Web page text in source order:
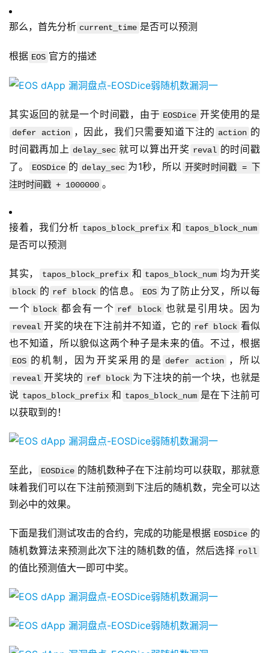
那么，首先分析 current_time 是否可以预测
根据 EOS 官方的描述
其实返回的就是一个时间戳，由于 EOSDice 开奖使用的是
defer action ，因此，我们只需要知道下注的 action 的
时间戳再加上 delay_sec 就可以算出开奖 reval 的时间戳
了。
EOSDice 的 delay_sec 为1秒，所以 开奖时时间戳 = 下
注时时间戳 + 1000000 。
接着，我们分析 tapos_block_prefix 和 tapos_block_num
是否可以预测
其实， tapos_block_prefix 和 tapos_block_num 均为开奖
block 的 ref block 的信息。 EOS 为了防止分叉，所以每
一个 block 都会有一个 ref block 也就是引用块。因为
reveal 开奖的块在下注前并不知道，它的 ref block 看似
也不知道，所以貌似这两个种子是未来的值。不过，根据
EOS 的机制，因为开奖采用的是 defer action ，所以
reveal 开奖块的 ref block 为下注块的前一个块，也就是
说 tapos_block_prefix 和 tapos_block_num 是在下注前可
以获取到的！
至此， EOSDice 的随机数种子在下注前均可以获取，那就意
味着我们可以在下注前预测到下注后的随机数，完全可以达
到必中的效果。
下面是我们测试攻击的合约，完成的功能是根据 EOSDice 的
随机数算法来预测此次下注的随机数的值，然后选择 roll
的值比预测值大一即可中奖。